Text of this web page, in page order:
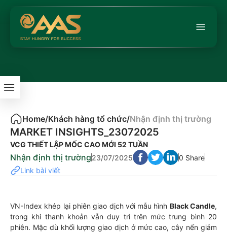
Home/Khách hàng tổ chức/Nhận định thị trường
MARKET INSIGHTS_23072025
VCG THIẾT LẬP MỐC CAO MỚI 52 TUẦN
Nhận định thị trường23/07/2025
0 Share
Link bài viết
VN-Index khép lại phiên giao dịch với mẫu hình Black Candle,
trong khi thanh khoản vẫn duy trì trên mức trung bình 20
phiên. Mặc dù khối lượng giao dịch ở mức cao, cây nến giảm